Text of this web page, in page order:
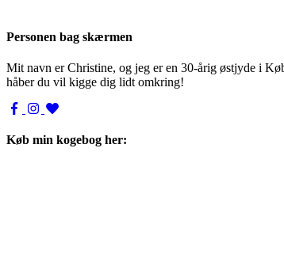
Personen bag skærmen
Mit navn er Christine, og jeg er en 30-årig østjyde i
håber du vil kigge dig lidt omkring!
Køb min kogebog her: